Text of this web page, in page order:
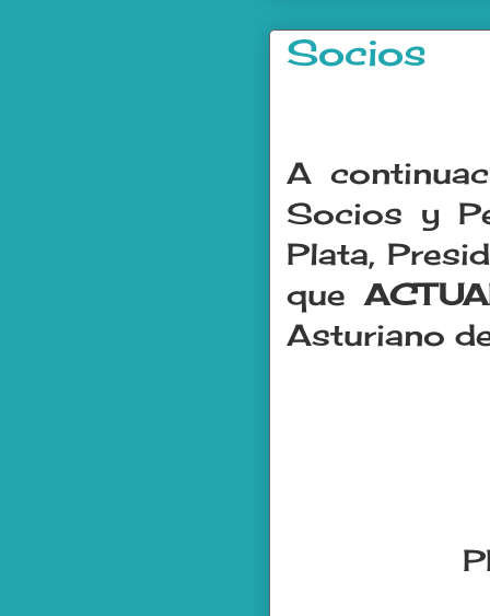
Socios
A
Socios y
Plata,
que
Asturiano